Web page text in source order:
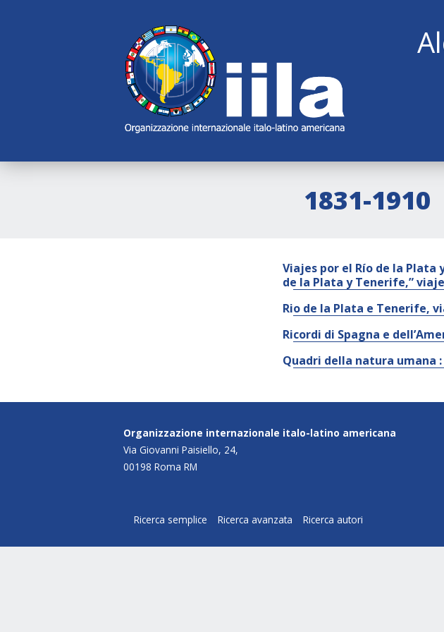
1831-1910
Viajes por el Río de la
de la Plata y Tenerife,”
Rio de la Plata e Tenerife,
Ricordi di Spagna e
Quadri della natura umana
Organizzazione internazionale italo-latino americana
Via Giovanni Paisiello, 24,
00198 Roma RM
Ricerca semplice Ricerca avanzata Ricerca autori